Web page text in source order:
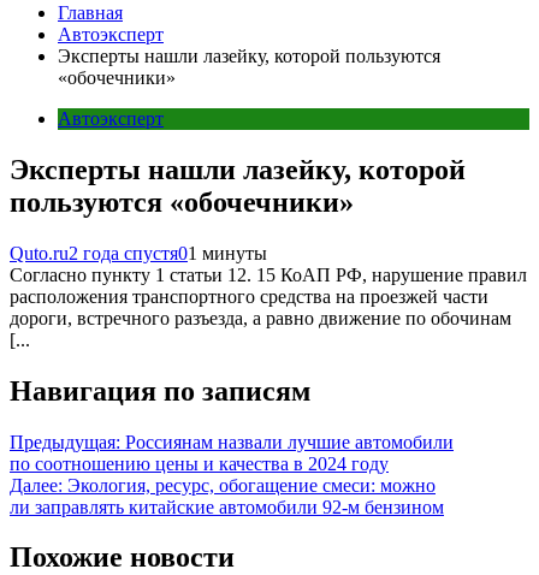
Главная
Автоэксперт
Эксперты нашли лазейку, которой пользуются
«обочечники»
Автоэксперт
Эксперты нашли лазейку, которой
пользуются «обочечники»
Quto.ru2 года спустя01 минуты
Согласно пункту 1 статьи 12. 15 КоАП РФ, нарушение правил
расположения транспортного средства на проезжей части
дороги, встречного разъезда, а равно движение по обочинам
[...
Навигация по записям
Предыдущая: Россиянам назвали лучшие автомобили
по соотношению цены и качества в 2024 году
Далее: Экология, ресурс, обогащение смеси: можно
ли заправлять китайские автомобили 92-м бензином
Похожие новости